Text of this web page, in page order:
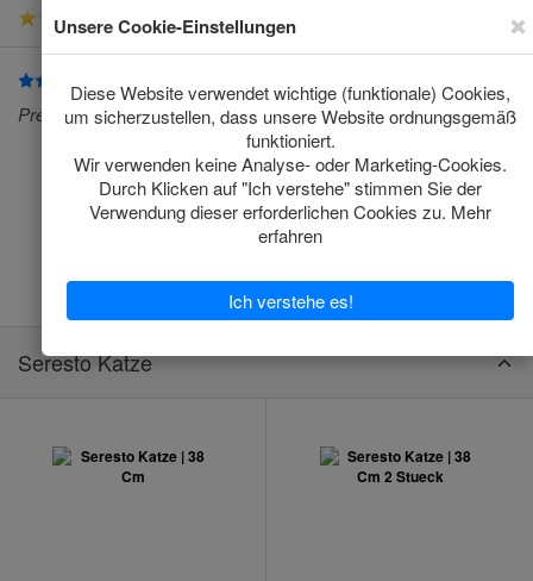
-52 Bewertungen
Seresto
Preis ist unschlagbar
Klanten Service
Seresto Katze